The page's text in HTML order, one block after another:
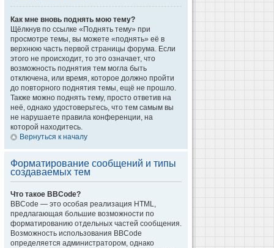
Как мне вновь поднять мою тему?
Щёлкнув по ссылке «Поднять тему» при
просмотре темы, вы можете «поднять» её в
верхнюю часть первой страницы форума. Если
этого не происходит, то это означает, что
возможность поднятия тем могла быть
отключена, или время, которое должно пройти
до повторного поднятия темы, ещё не прошло.
Также можно поднять тему, просто ответив на
неё, однако удостоверьтесь, что тем самым вы
не нарушаете правила конференции, на
которой находитесь.
Вернуться к началу
Форматирование сообщений и типы
создаваемых тем
Что такое BBCode?
BBCode — это особая реализация HTML,
предлагающая большие возможности по
форматированию отдельных частей сообщения.
Возможность использования BBCode
определяется администратором, однако